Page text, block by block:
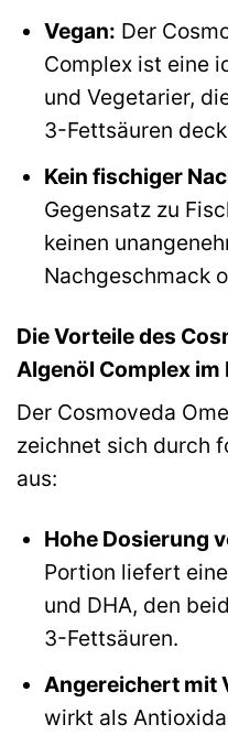
Vegan: Der
Complex ist eine
und Vegetarier,
3-Fettsäuren
Kein fischiger
Gegensatz zu
keinen
Nachgeschmack
Die Vorteile des
Algenöl Complex im
Der Cosmoveda
zeichnet sich durch
aus:
Hohe Dosierung
Portion liefert
und DHA, den
3-Fettsäuren.
Angereichert mit
wirkt als